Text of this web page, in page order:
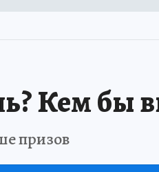
Кем бы
призов